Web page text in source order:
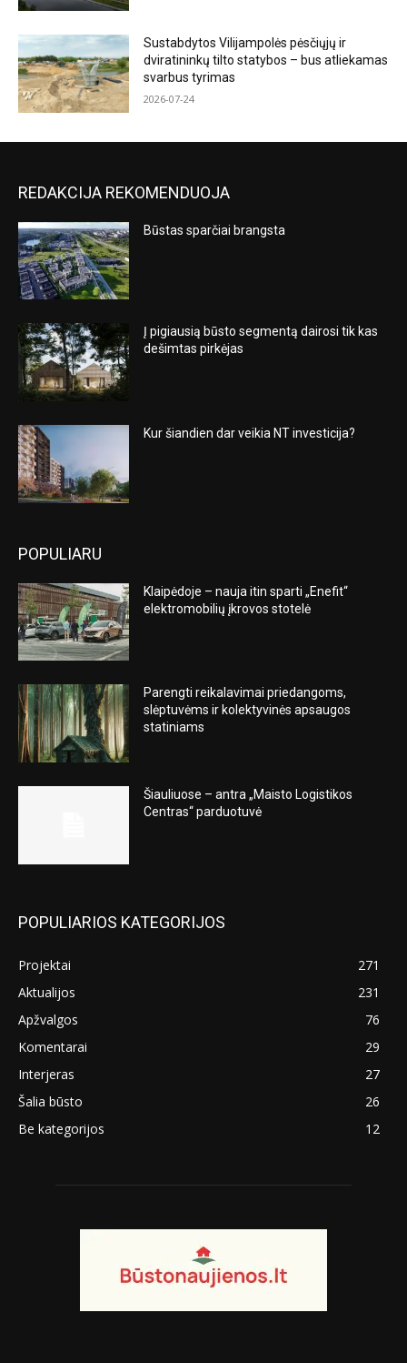
Sustabdytos Vilijampolės pėsčiųjų ir
dviratininkų tilto statybos – bus atliekamas
svarbus tyrimas
2026-07-24
REDAKCIJA REKOMENDUOJA
Būstas sparčiai brangsta
Į pigiausią būsto segmentą dairosi tik kas
dešimtas pirkėjas
Kur šiandien dar veikia NT investicija?
POPULIARU
Klaipėdoje – nauja itin sparti „Enefit“
elektromobilių įkrovos stotelė
Parengti reikalavimai priedangoms,
slėptuvėms ir kolektyvinės apsaugos
statiniams
Šiauliuose – antra „Maisto Logistikos
Centras“ parduotuvė
POPULIARIOS KATEGORIJOS
Projektai
271
Aktualijos
231
Apžvalgos
76
Komentarai
29
Interjeras
27
Šalia būsto
26
Be kategorijos
12